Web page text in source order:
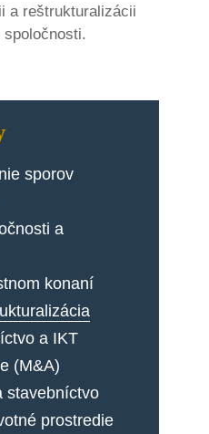
a reštrukturalizácii
spoločnosti.
sporov
a
konaní
a IKT
(M&A)
stavebníctvo
prostredie